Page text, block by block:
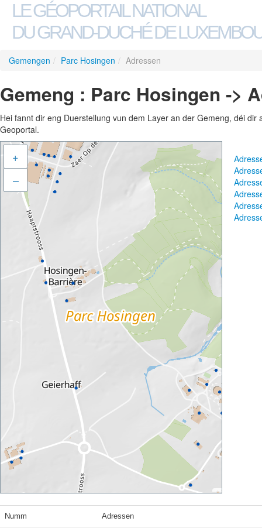
LE GÉOPORTAIL NATIONAL
DU GRAND-DUCHÉ DE
Gemengen / Parc Hosingen / Adressen
Gemeng : Parc Hosingen ->
Hei fannt dir eng Duerstellung vun dem Layer an der Gemeng, déi
Geoportal.
+
–
Numm Adressen